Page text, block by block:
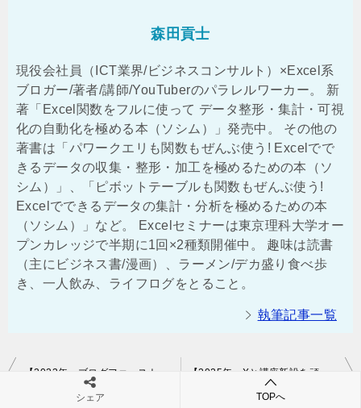
森田貢士
現役会社員（ICT業界/ビジネスコンサルト）×Excel系
ブロガー/著者/講師/YouTuberのパラレルワーカー。 新
著「Excel関数をフルに使って データ整形・集計・可視
化の自動化を極める本（ソシム）」発売中。 その他の
著書は「パワークエリも関数もぜんぶ使う! Excelでで
きるデータの収集・整形・加工を極めるための本（ソ
シム）」、「ピボットテーブルも関数もぜんぶ使う!
Excelでできるデータの集計・分析を極めるための本
（ソシム）」など。 Excelセミナーは東京理科大学オー
プンカレッジで半期に1回×2種類開催中。 趣味は読書
（主にビジネス書/漫画）、ラーメン/デカ盛り食べ歩
き、一人飲み、ライフログをとること。
執筆記事一覧
投
シェア TOPへ